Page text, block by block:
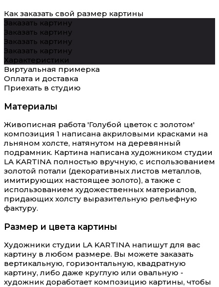
Как заказать свой размер картины
Заказать картину
Заказать картину
Заказать картину
Заказать картину
Характеристики
Виртуальная примерка
Оплата и доставка
Приехать в студию
Материалы
Живописная работа 'Голубой цветок с золотом'
композиция 1 написана акриловыми красками на
льняном холсте, натянутом на деревянный
подрамник. Картина написана художником студии
LA KARTINA полностью вручную, с использованием
золотой потали (декоративных листов металлов,
имитирующих настоящее золото), а также с
использованием художественных материалов,
придающих холсту выразительную рельефную
фактуру.
Размер и цвета картины
Художники студии LA KARTINA напишут для вас
картину в любом размере. Вы можете заказать
вертикальную, горизонтальную, квадратную
картину, либо даже круглую или овальную -
художник доработает композицию картины, чтобы